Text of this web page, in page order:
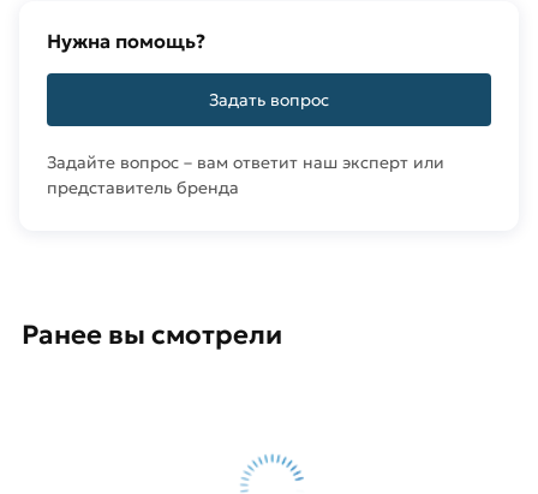
Нужна помощь?
Задать вопрос
Задайте вопрос – вам ответит наш эксперт или
представитель бренда
Ранее вы смотрели